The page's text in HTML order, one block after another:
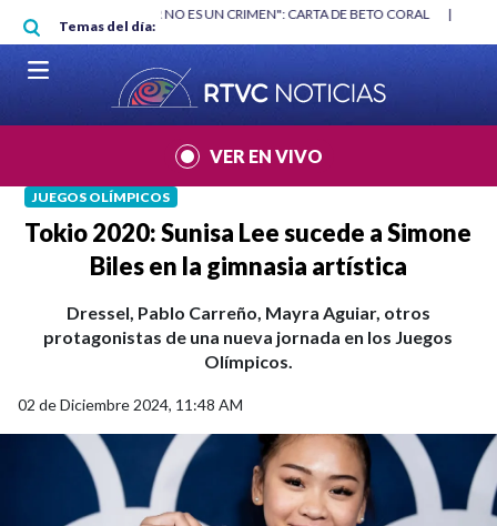
Pasar al contenido principal
Temas del día:
"HABLAR NO ES UN CRIMEN": CARTA DE BETO CORAL |
VER EN VIVO
JUEGOS OLÍMPICOS
Tokio 2020: Sunisa Lee sucede a Simone
Biles en la gimnasia artística
Dressel, Pablo Carreño, Mayra Aguiar, otros
protagonistas de una nueva jornada en los Juegos
Olímpicos.
02 de Diciembre 2024, 11:48 AM